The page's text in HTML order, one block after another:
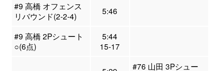
#9 高橋 オフェンス
リバウンド(2-2-4)
5:46
#9 高橋 2Pシュート
○(6点)
5:44
15-17
#76 山田 3Pシュー